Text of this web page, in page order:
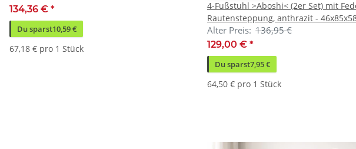
134,36 € *
Du sparst10,59 €
67,18 € pro 1 Stück
4-Fußstuhl >Aboshi< (2er Set) mit
Rautensteppung, anthrazit -
(BxHxT)
Alter Preis: 136,95 €
129,00 € *
Du sparst7,95 €
64,50 € pro 1 Stück